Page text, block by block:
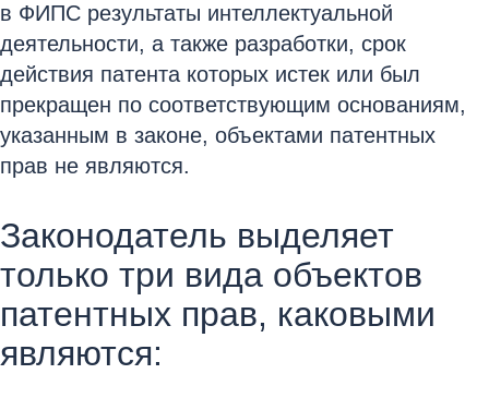
в ФИПС результаты интеллектуальной
деятельности, а также разработки, срок
действия патента которых истек или был
прекращен по соответствующим основаниям,
указанным в законе, объектами патентных
прав не являются.
Законодатель выделяет
только три вида объектов
патентных прав, каковыми
являются: